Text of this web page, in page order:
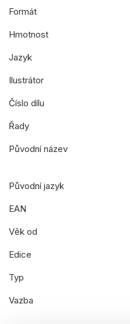
Formát
Hmotnost
Jazyk
Ilustrátor
Číslo dílu
Řady
Původní název
Původní jazyk
EAN
Věk od
Edice
Typ
Vazba